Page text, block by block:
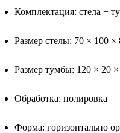
Комплектация: стела +
Размер стелы: 70 × 100 ×
Размер тумбы: 120 × 20
Обработка: полировка
Форма: горизонтально